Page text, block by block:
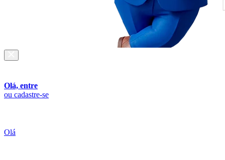
Olá, entre
ou cadastre-se
Olá